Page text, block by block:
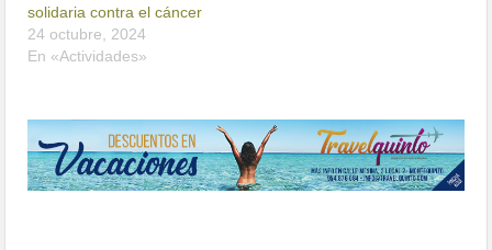
solidaria contra el cáncer
24 octubre, 2024
En «Actividades»